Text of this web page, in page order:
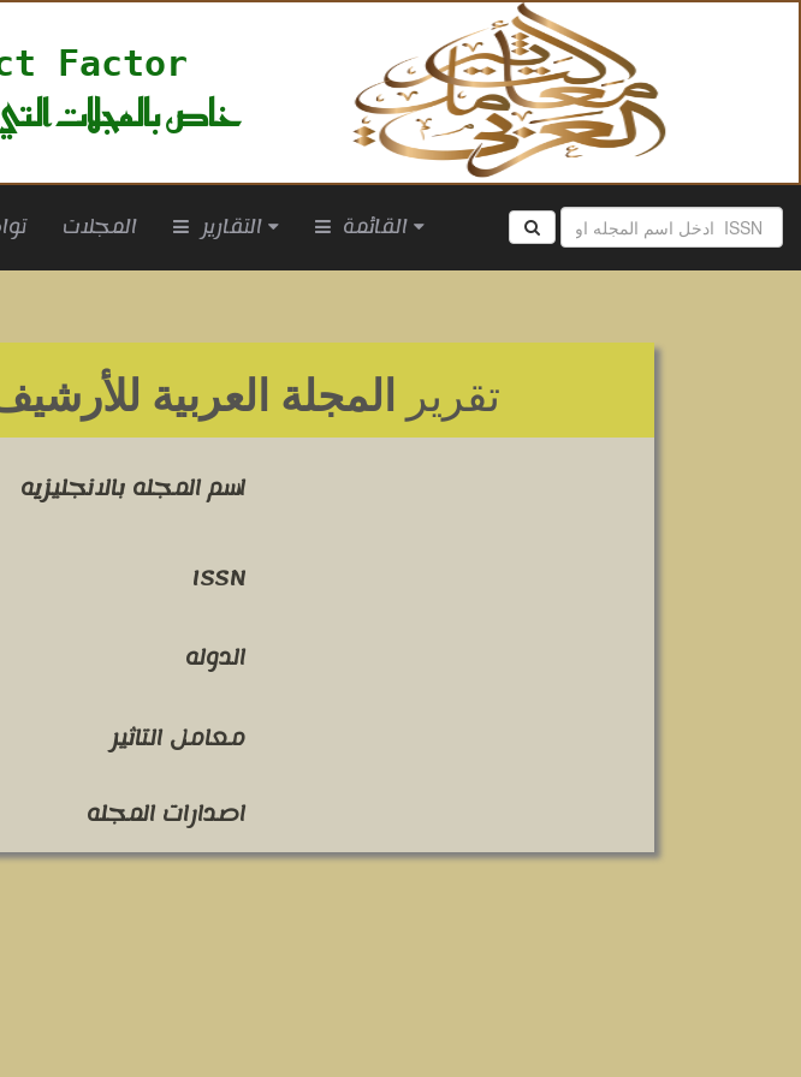
Factor
خاص بالمجلات
المجلات التقارير القائمة
تقرير المجلة العربية
اسم المجله بالانجليزيه
ISSN
الدوله
معامل التاثير
اصدارات المجله